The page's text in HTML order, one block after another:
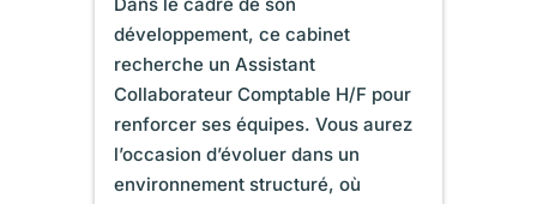
développement, ce cabinet
recherche un Assistant
Collaborateur Comptable H/F pour
renforcer ses équipes. Vous aurez
l’occasion d’évoluer dans un
environnement structuré, où